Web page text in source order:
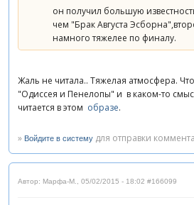
он получил большую
чем "Брак Августа
намного тяжелее по финалу.
Жаль не читала.. Тяжелая атмосфера.
"Одиссея и Пенелопы" и в каком-то
читается в этом образе.
» Войдите в систему для отправки
Автор: Марфа-М. 05/02/2015 - 18:02 #166099